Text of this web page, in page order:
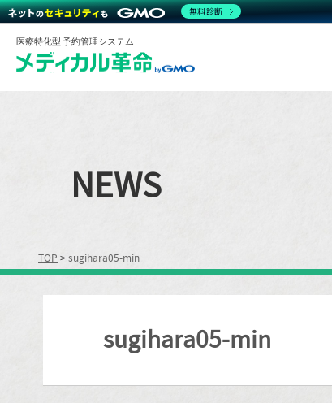
医療特化型 予約管理システム
NEWS
TOP > sugihara05-min
sugihara05-min
無料診断